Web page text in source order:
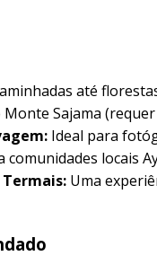
até
Monte Sajama
Ideal para
comunidades locais
Uma